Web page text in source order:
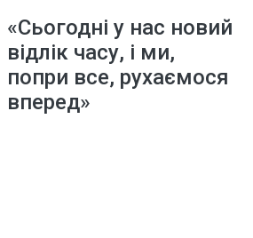
«Сьогодні у нас новий
відлік часу, і ми,
попри все, рухаємося
вперед»